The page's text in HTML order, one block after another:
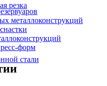
резка
стали
металлоконструкций
форм